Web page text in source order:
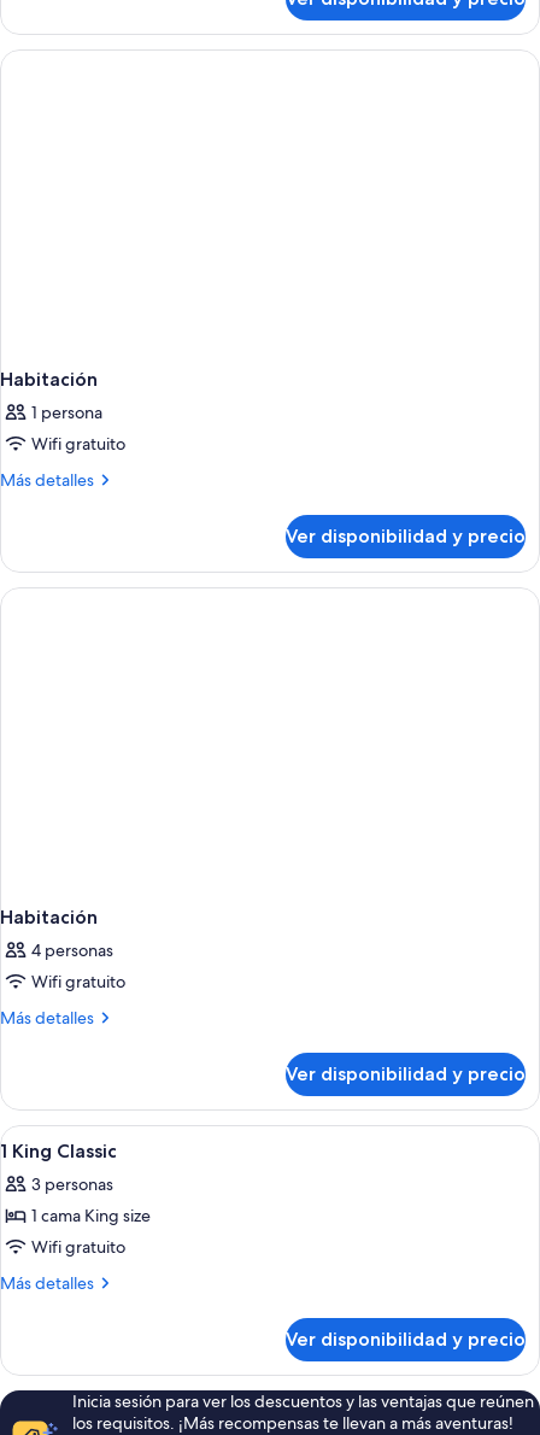
(Dining)
junior,
cama
Habitación
1 persona
Wifi gratuito
Más detalles
Más
Ver disponibilidad y precio
Habitación
4 personas
Wifi gratuito
Más detalles
Más
Ver disponibilidad y precio
Ver
todas
las
fotos
de
1
1 habitación, sábanas de algodón
1
1 King Classic
3 personas
1 cama King size
Wifi gratuito
Más detalles
Más
King
Classic
Ver disponibilidad y precio
Inicia sesión para ver los descuentos y las ventajas que reúnen
los requisitos. ¡Más recompensas te llevan a más aventuras!